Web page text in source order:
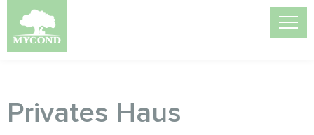
Privates Haus